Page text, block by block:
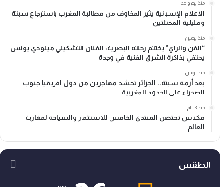
منذ يوم واحد
الاعلام الإسبانية يثير المخاوف من مطالبة المغرب باسترجاع سبتة
ومليلية المحتلتين
منذ يومين
“الفن والراي” يختتم رحلته البصرية: الفنان التشكيلي ميلودي يونس
يحتفي بذاكرة الشرق الفنية في وجدة
منذ يومين
بعد أزمة سبتة.. الجزائر تحشد مهاجرين من دول افريقيا جنوب
الصحراء على الحدود المغربية
منذ 3 أيام
مكناس تحتضن المنتدى الخامس للاستثمار والسياحة لمغاربة
العالم
الطقس